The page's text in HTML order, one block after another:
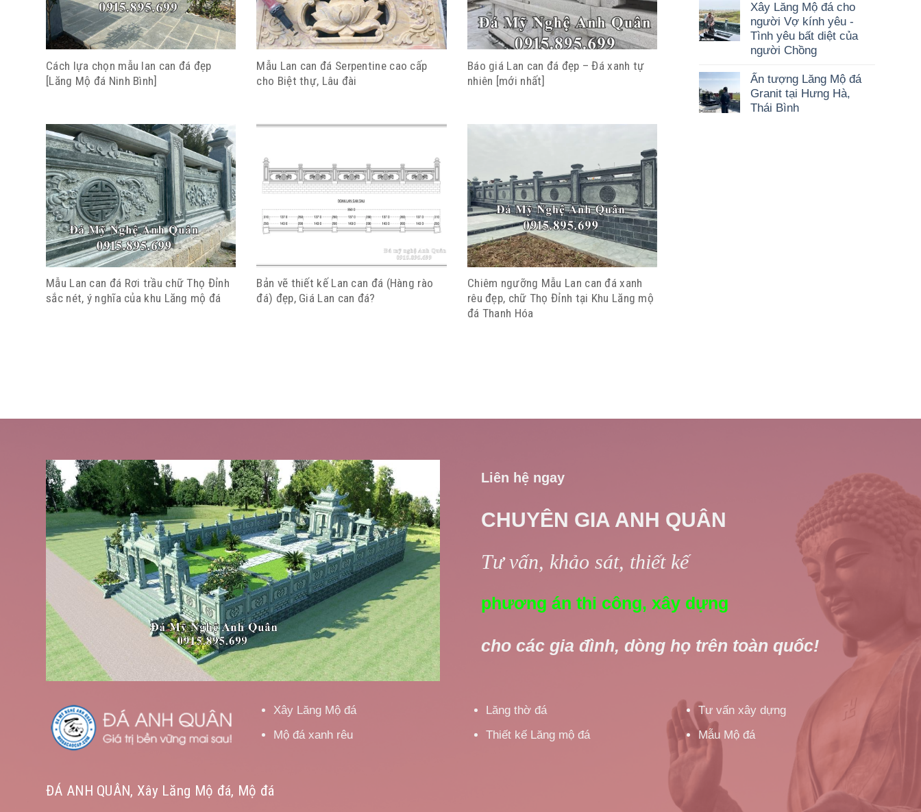
Cách lựa chọn mẫu lan can đá đẹp
[Lăng Mộ đá Ninh Bình]
Mẫu Lan can đá Serpentine cao cấp
cho Biệt thự, Lâu đài
Báo giá Lan can đá đẹp – Đá xanh tự
nhiên [mới nhất]
Mẫu Lan can đá Rơi trầu chữ Thọ Đỉnh
sắc nét, ý nghĩa của khu Lăng mộ đá
Bản vẽ thiết kế Lan can đá (Hàng rào
đá) đẹp, Giá Lan can đá?
Chiêm ngưỡng Mẫu Lan can đá xanh
rêu đẹp, chữ Thọ Đỉnh tại Khu Lăng mộ
đá Thanh Hóa
Xây Lăng Mộ đá cho
người Vợ kính yêu -
Tình yêu bất diệt của
người Chồng
Ấn tượng Lăng Mộ đá
Granit tại Hưng Hà,
Thái Bình
Liên hệ ngay
CHUYÊN GIA ANH QUÂN
Tư vấn, khảo sát, thiết kế
phương án thi công, xây dựng
cho các gia đình, dòng họ trên toàn quốc!
Xây Lăng Mộ đá
Mộ đá xanh rêu
Lăng thờ đá
Thiết kế Lăng mộ đá
Tư vấn xây dựng
Mẫu Mộ đá
ĐÁ ANH QUÂN, Xây Lăng Mộ đá, Mộ đá